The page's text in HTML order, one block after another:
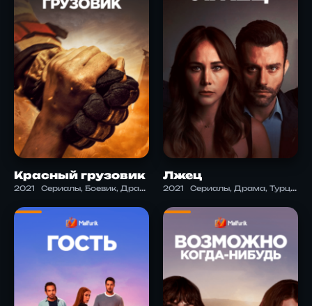
Красный грузовик
2021 Сериалы, Боевик, Драма, Турция
Лжец
2021 Сериалы, Драма, Турция